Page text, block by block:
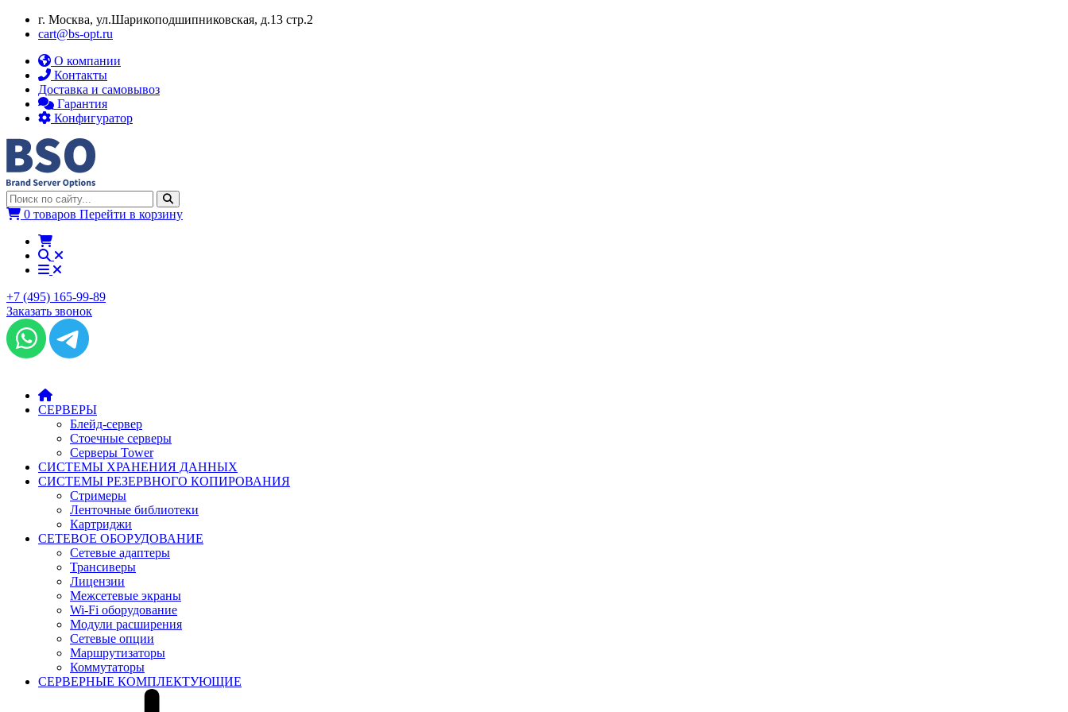
г. Москва, ул.​​Шарикоподшипниковская, д.13 стр.2
cart@bs-opt.ru
О компании
Контакты
Доставка и самовывоз
Гарантия
Конфигуратор
0 товаров Перейти в корзину
+7 (495) 165-99-89
Заказать звонок
СЕРВЕРЫ
Блейд-сервер
Стоечные серверы
Серверы Tower
СИСТЕМЫ ХРАНЕНИЯ ДАННЫХ
СИСТЕМЫ РЕЗЕРВНОГО КОПИРОВАНИЯ
Стримеры
Ленточные библиотеки
Картриджи
СЕТЕВОЕ ОБОРУДОВАНИЕ
Сетевые адаптеры
Трансиверы
Лицензии
Межсетевые экраны
Wi-Fi оборудование
Модули расширения
Сетевые опции
Маршрутизаторы
Коммутаторы
СЕРВЕРНЫЕ КОМПЛЕКТУЮЩИЕ